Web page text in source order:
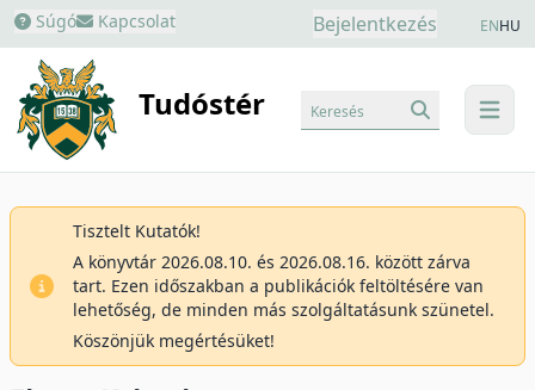
Súgó Kapcsolat Bejelentkezés ENHU
Tudóstér menu
Keresés
Tisztelt Kutatók!
A könyvtár 2026.08.10. és 2026.08.16. között zárva
tart. Ezen időszakban a publikációk feltöltésére van
lehetőség, de minden más szolgáltatásunk szünetel.
Köszönjük megértésüket!